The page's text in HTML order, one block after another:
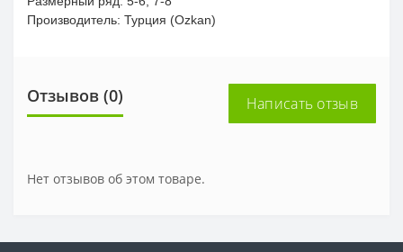
Производитель: Турция (Ozkan)
Отзывов (0) Написать отзыв
Нет отзывов об этом товаре.